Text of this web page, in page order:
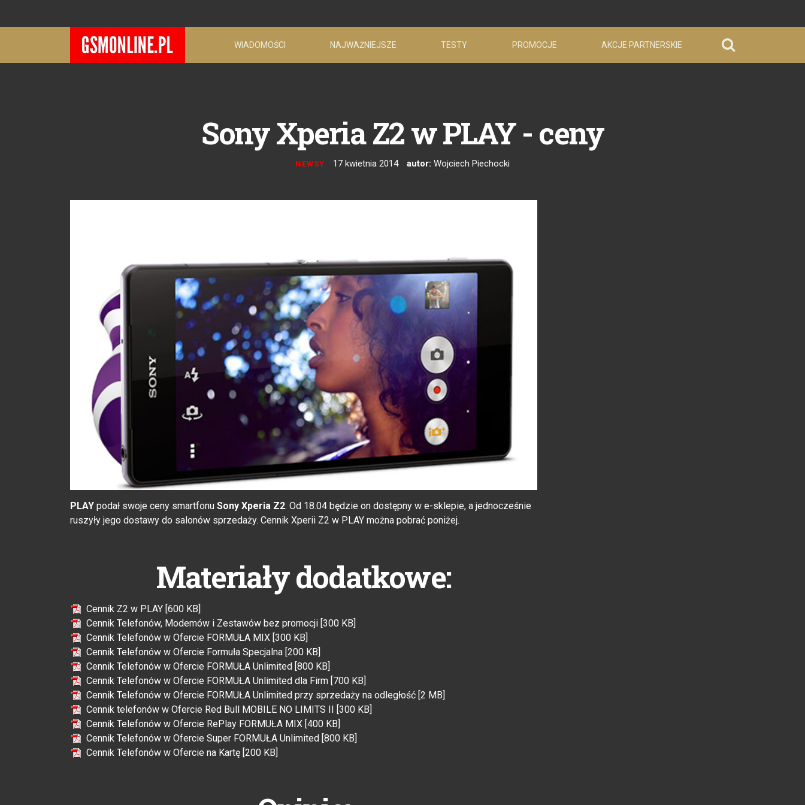
WIADOMOŚCI NAJWAŻNIEJSZE TESTY PROMOCJE AKCJE PARTNERSKIE
Sony Xperia Z2 w PLAY - ceny
NEWSY 17 kwietnia 2014 autor: Wojciech Piechocki
PLAY podał swoje ceny smartfonu Sony Xperia Z2. Od 18.04 będzie on dostępny w e-sklepie, a jednocześnie
ruszyły jego dostawy do salonów sprzedaży. Cennik Xperii Z2 w PLAY można pobrać poniżej.
Materiały dodatkowe:
Cennik Z2 w PLAY [600 KB]
Cennik Telefonów, Modemów i Zestawów bez promocji [300 KB]
Cennik Telefonów w Ofercie FORMUŁA MIX [300 KB]
Cennik Telefonów w Ofercie Formuła Specjalna [200 KB]
Cennik Telefonów w Ofercie FORMUŁA Unlimited [800 KB]
Cennik Telefonów w Ofercie FORMUŁA Unlimited dla Firm [700 KB]
Cennik Telefonów w Ofercie FORMUŁA Unlimited przy sprzedaży na odległość [2 MB]
Cennik telefonów w Ofercie Red Bull MOBILE NO LIMITS II [300 KB]
Cennik Telefonów w Ofercie RePlay FORMUŁA MIX [400 KB]
Cennik Telefonów w Ofercie Super FORMUŁA Unlimited [800 KB]
Cennik Telefonów w Ofercie na Kartę [200 KB]